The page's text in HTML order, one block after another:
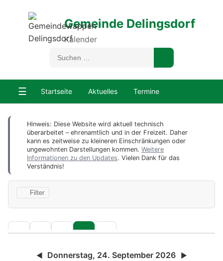
Gemeinde Delingsdorf
Kalender
☰ Startseite Aktuelles Termine
Hinweis: Diese Website wird aktuell technisch
überarbeitet – ehrenamtlich und in der Freizeit. Daher
kann es zeitweise zu kleineren Einschränkungen oder
ungewohnten Darstellungen kommen. Weitere
Informationen zu den Updates. Vielen Dank für das
Verständnis!
Filter
◀ Donnerstag, 24. September 2026 ▶